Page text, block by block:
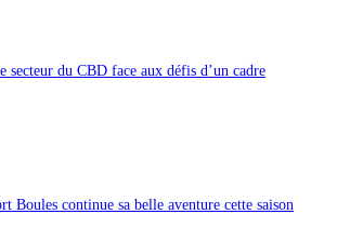
secteur du CBD face aux défis d’un cadre
Boules continue sa belle aventure cette saison